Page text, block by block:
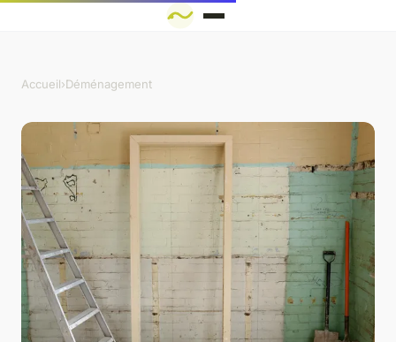
Accueil›Déménagement